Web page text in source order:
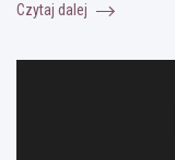
Czytaj dalej